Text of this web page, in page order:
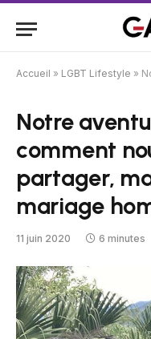
Accueil » LGBT Lifestyle »
Notre
comment
partager,
mariage
11 juin 2020 6 minutes